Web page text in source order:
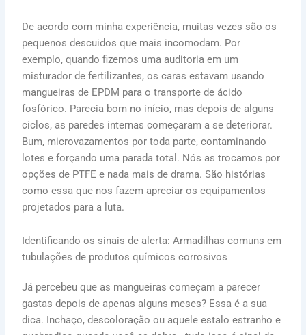
De acordo com minha experiência, muitas vezes são os
pequenos descuidos que mais incomodam. Por
exemplo, quando fizemos uma auditoria em um
misturador de fertilizantes, os caras estavam usando
mangueiras de EPDM para o transporte de ácido
fosfórico. Parecia bom no início, mas depois de alguns
ciclos, as paredes internas começaram a se deteriorar.
Bum, microvazamentos por toda parte, contaminando
lotes e forçando uma parada total. Nós as trocamos por
opções de PTFE e nada mais de drama. São histórias
como essa que nos fazem apreciar os equipamentos
projetados para a luta.
Identificando os sinais de alerta: Armadilhas comuns em
tubulações de produtos químicos corrosivos
Já percebeu que as mangueiras começam a parecer
gastas depois de apenas alguns meses? Essa é a sua
dica. Inchaço, descoloração ou aquele estalo estranho e